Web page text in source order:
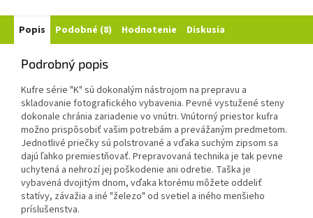
Popis Podobné (8) Hodnotenie Diskusia
Podrobný popis
Kufre série "K" sú dokonalým nástrojom na prepravu a
skladovanie fotografického vybavenia. Pevné vystužené steny
dokonale chránia zariadenie vo vnútri. Vnútorný priestor kufra
možno prispôsobiť vašim potrebám a prevážaným predmetom.
Jednotlivé priečky sú polstrované a vďaka suchým zipsom sa
dajú ľahko premiestňovať. Prepravovaná technika je tak pevne
uchytená a nehrozí jej poškodenie ani odretie. Taška je
vybavená dvojitým dnom, vďaka ktorému môžete oddeliť
statívy, závažia a iné "železo" od svetiel a iného menšieho
príslušenstva.